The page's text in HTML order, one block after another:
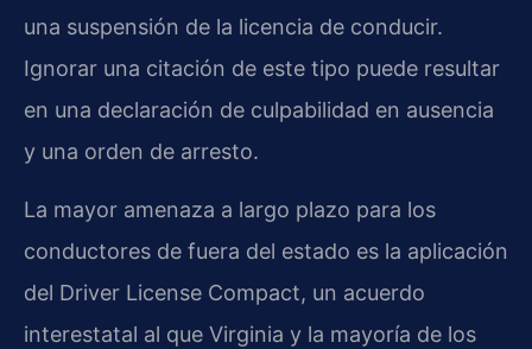
una suspensión de la licencia de conducir.
Ignorar una citación de este tipo puede resultar
en una declaración de culpabilidad en ausencia
y una orden de arresto.
La mayor amenaza a largo plazo para los
conductores de fuera del estado es la aplicación
del Driver License Compact, un acuerdo
interestatal al que Virginia y la mayoría de los